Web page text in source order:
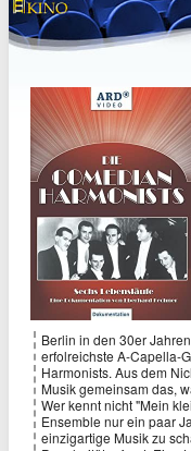
Berlin in den 30er
erfolreichste A-Capella-
Harmonists. Aus dem
Musik gemeinsam das,
Wer kennt nicht "Mein
Ensemble nur ein paar
einzigartige Musik zu